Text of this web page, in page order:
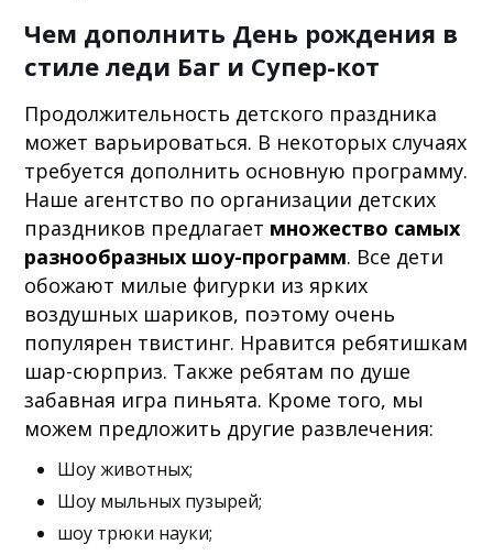
Чем дополнить День рождения в
стиле леди Баг и Супер-кот
Продолжительность детского праздника
может варьироваться. В некоторых случаях
требуется дополнить основную программу.
Наше агентство по организации детских
праздников предлагает множество самых
разнообразных шоу-программ. Все дети
обожают милые фигурки из ярких
воздушных шариков, поэтому очень
популярен твистинг. Нравится ребятишкам
шар-сюрприз. Также ребятам по душе
забавная игра пиньята. Кроме того, мы
можем предложить другие развлечения:
Шоу животных;
Шоу мыльных пузырей;
шоу трюки науки;